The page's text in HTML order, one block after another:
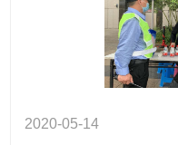
2020-05-14